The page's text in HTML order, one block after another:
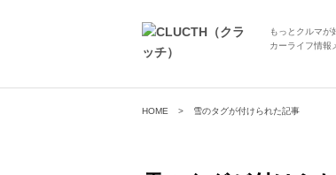
もっとクルマが
カーライフ情報
HOME 雪のタグが付けられた記事